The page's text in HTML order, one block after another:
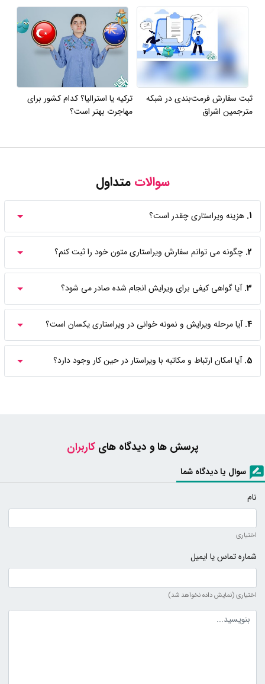
ثبت سفارش فرمت‌بندی در شبکه
مترجمین اشراق
ترکیه یا استرالیا؟ کدام کشور برای
مهاجرت بهتر است؟
سوالاتمتداول
1. هزینه ویراستاری چقدر است؟
2. چگونه می توانم سفارش ویراستاری متون خود را ثبت کنم؟
3. آیا گواهی کیفی برای ویرایش انجام شده صادر می شود؟
4. آیا مرحله ویرایش و نمونه خوانی در ویراستاری یکسان است؟
5. آیا امکان ارتباط و مکاتبه با ویراستار در حین کار وجود دارد؟
پرسش ها و دیدگاه هایکاربران
سوال یا دیدگاه شما
نام
اختیاری
شماره تماس یا ایمیل
اختیاری (نمایش داده نخواهد شد)
متن دیدگاه